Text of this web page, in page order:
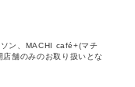
ン、MACHI café+(マチ
店舗のみのお取り扱いとな